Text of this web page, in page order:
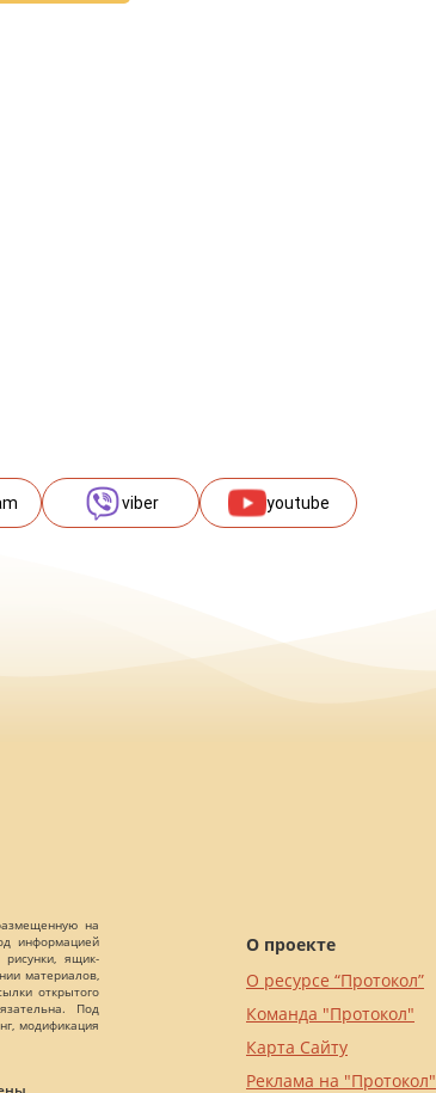
viber youtube
на
информацией
рисунки, ящик-
материалов,
открытого
Под
модификация
О проекте
О ресурсе “Протокол”
Команда "Протокол"
Карта Сайту
Реклама на "Протокол"